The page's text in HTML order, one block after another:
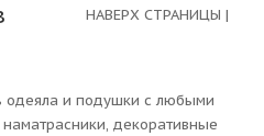
НАВЕРХ СТРАНИЦЫ |
одеяла и подушки с любыми
декоративные